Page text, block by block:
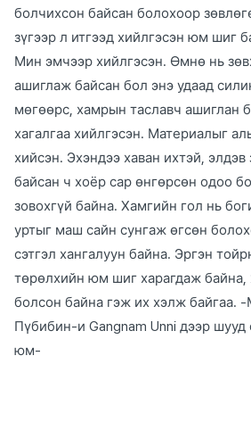
болчихсон байсан болохоор
зүгээр л итгээд хийлгэсэн юм шиг
Мин эмчээр хийлгэсэн. Өмнө нь
ашиглаж байсан бол энэ удаад
мөгөөрс, хамрын таславч ашиглан
хагалгаа хийлгэсэн. Материалыг
хийсэн. Эхэндээ хаван ихтэй,
байсан ч хоёр сар өнгөрсөн одоо
зовохгүй байна. Хамгийн гол нь
уртыг маш сайн сунгаж өгсөн
сэтгэл хангалуун байна. Эргэн
төрөлхийн юм шиг харагдаж байна,
болсон байна гэж их хэлж байгаа.
Пүбибин-и Gangnam Unni дээр шууд
юм-